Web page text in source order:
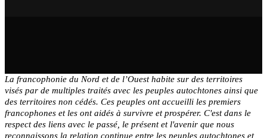
La francophonie du Nord et de l’Ouest habite sur des territoires
visés par de multiples traités avec les peuples autochtones ainsi que
des territoires non cédés. Ces peuples ont accueilli les premiers
francophones et les ont aidés à survivre et prospérer. C'est dans le
respect des liens avec le passé, le présent et l'avenir que nous
reconnaissons la relation continue entre les peuples autochtones et